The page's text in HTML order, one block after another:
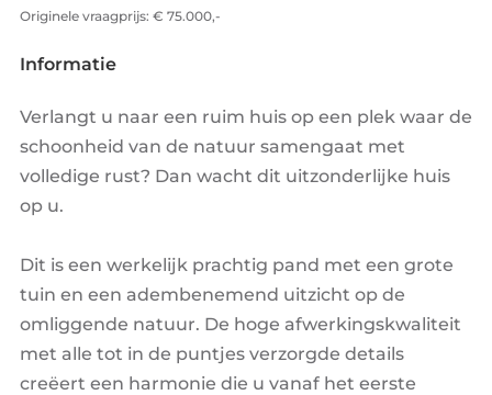
Originele vraagprijs: € 75.000,-
Informatie
Verlangt u naar een ruim huis op een plek waar de
schoonheid van de natuur samengaat met
volledige rust? Dan wacht dit uitzonderlijke huis
op u.
Dit is een werkelijk prachtig pand met een grote
tuin en een adembenemend uitzicht op de
omliggende natuur. De hoge afwerkingskwaliteit
met alle tot in de puntjes verzorgde details
creëert een harmonie die u vanaf het eerste